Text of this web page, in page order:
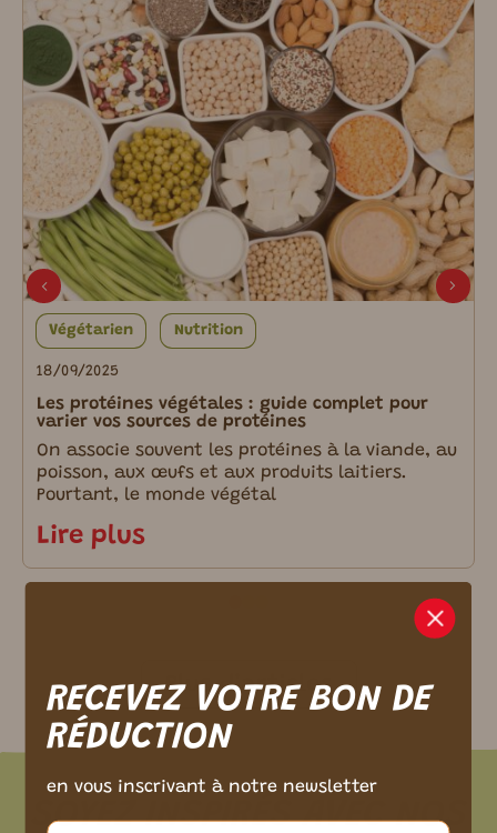
Végétarien Nutrition
18/09/2025
Les protéines végétales : guide complet pour
varier vos sources de protéines
On associe souvent les protéines à la viande, au
poisson, aux œufs et aux produits laitiers.
Pourtant, le monde végétal
Lire plus
Plus d’articles
SOYEZ INSPIRÉS AVEC NOS
RECEVEZ VOTRE BON DE
RÉDUCTION
en vous inscrivant à notre newsletter